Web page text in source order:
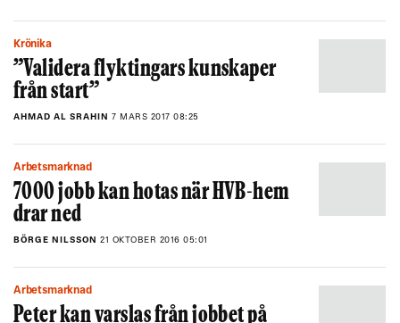
Krönika
”Validera flyktingars kunskaper
från start”
AHMAD AL SRAHIN 7 MARS 2017 08:25
Arbetsmarknad
7000 jobb kan hotas när HVB-hem
drar ned
BÖRGE NILSSON 21 OKTOBER 2016 05:01
Arbetsmarknad
Peter kan varslas från jobbet på